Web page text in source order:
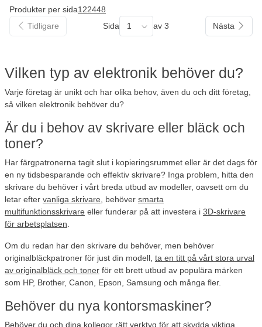
Produkter per sida122448
Tidligare
Sida 1 av 3 Nästa
Vilken typ av elektronik behöver du?
Varje företag är unikt och har olika behov, även du och ditt företag,
så vilken elektronik behöver du?
Är du i behov av skrivare eller bläck och
toner?
Har färgpatronerna tagit slut i kopieringsrummet eller är det dags för
en ny tidsbesparande och effektiv skrivare? Inga problem, hitta den
skrivare du behöver i vårt breda utbud av modeller, oavsett om du
letar efter vanliga skrivare , behöver smarta
multifunktionsskrivare eller funderar på att investera i 3D-skrivare
för arbetsplatsen
Om du redan har den skrivare du behöver, men behöver
originalbläckpatroner för just din modell, ta en titt på vårt stora urval
av originalbläck och toner för ett brett utbud av populära märken
som HP, Brother, Canon, Epson, Samsung och många fler.
Behöver du nya kontorsmaskiner?
Behöver du och dina kollegor rätt verktyg för att skydda viktiga